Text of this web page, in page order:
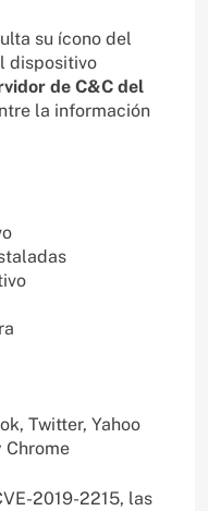
su ícono del
dispositivo
de C&C del
la información
Twitter, Yahoo
Chrome
2019-2215, las